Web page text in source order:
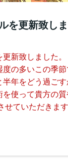
を更新致しま
新致しました
の多いこの季
年をどう過ごす
使って貴方の
せていただきま